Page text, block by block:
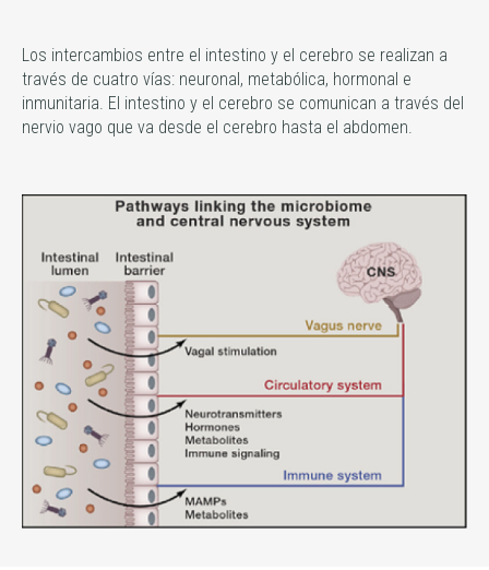
Los intercambios entre el intestino y el cerebro se realizan a
través de cuatro vías: neuronal, metabólica, hormonal e
inmunitaria. El intestino y el cerebro se comunican a través del
nervio vago que va desde el cerebro hasta el abdomen.